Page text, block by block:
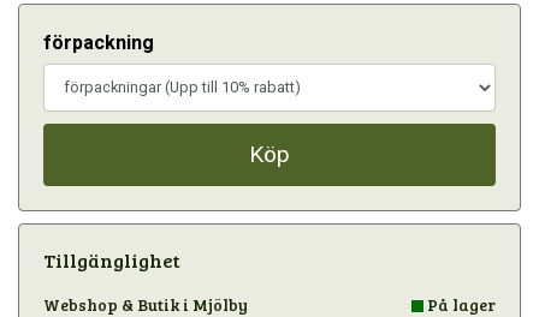
förpackning
Köp
Tillgänglighet
Webshop & Butik i Mjölby På lager